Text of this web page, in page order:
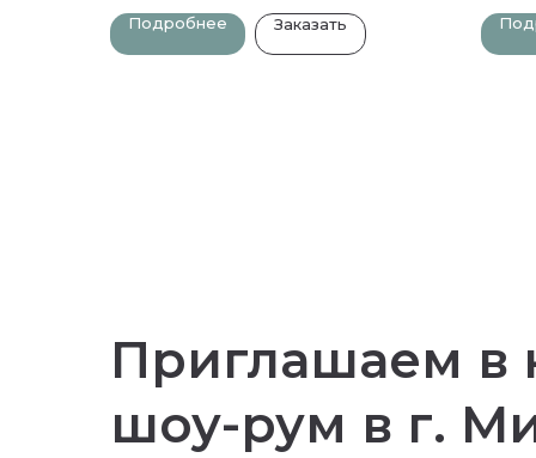
Подробнее Заказать
Приглашаем в
шоу-рум в г.